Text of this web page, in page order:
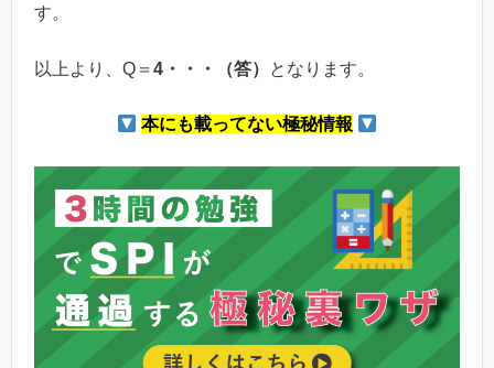
す。
以上より、Q＝ 4・・・（答） となります。
本にも載ってない極秘情報